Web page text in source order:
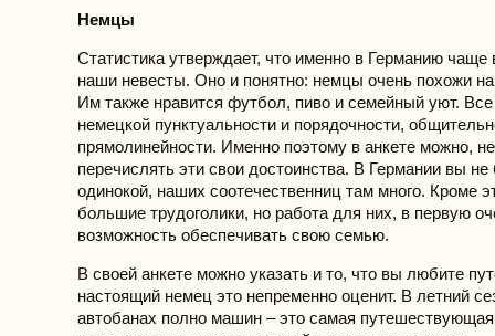
Немцы
Статистика утверждает, что именно в Германию чаще
наши невесты. Оно и понятно: немцы очень похожи
Им также нравится футбол, пиво и семейный уют.
немецкой пунктуальности и порядочности,
прямолинейности. Именно поэтому в анкете можно,
перечислять эти свои достоинства. В Германии вы не
одинокой, наших соотечественниц там много. Кроме
большие трудоголики, но работа для них, в первую
возможность обеспечивать свою семью.
В своей анкете можно указать и то, что вы любите
настоящий немец это непременно оценит. В летний
автобанах полно машин – это самая